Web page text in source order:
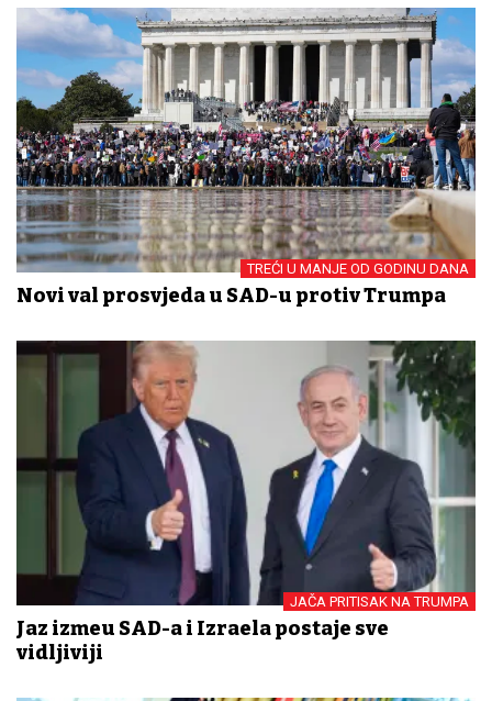
TREĆI U MANJE OD GODINU DANA
Novi val prosvjeda u SAD-u protiv Trumpa
JAČA PRITISAK NA TRUMPA
Jaz između SAD-a i Izraela postaje sve
vidljiviji